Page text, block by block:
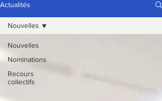
Actualités
Nouvelles
Nominations
Recours
collectifs
Nouvelles